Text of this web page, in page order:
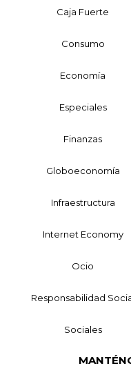
Caja Fuerte
Consumo
Economía
Especiales
Finanzas
Globoeconomía
Infraestructura
Internet Economy
Ocio
Responsabilidad
Sociales